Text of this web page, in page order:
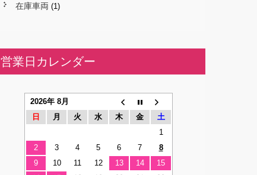
在庫車両 (1)
営業日カレンダー
2026年 8月
日
月 火 水 木 金
土
1
2
3 4 5 6 7
8
9
10 11 12 13 14
15